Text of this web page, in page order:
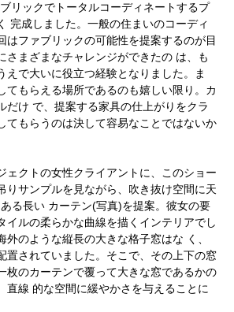
リックでトータルコーディネートするプ
完成しました。一般の住まいのコーディ
はファブリックの可能性を提案するのが目
さまざまなチャレンジができたの は、も
えで大いに役立つ経験となりました。ま
てもらえる場所であるのも嬉しい限り。カ
だけ で、提案する家具の仕上がりをクラ
てもらうのは決して容易なことではないか
ェクトの女性クライアントに、このショー
りサンプルを見ながら、吹き抜け空間に天
る長い カーテン(写真)を提案。彼女の要
イルの柔らかな曲線を描くインテリアでし
外のような縦長の大きな格子窓はな く、
置されていました。そこで、その上下の窓
枚のカーテンで覆って大きな窓であるかの
直線 的な空間に緩やかさを与えることに